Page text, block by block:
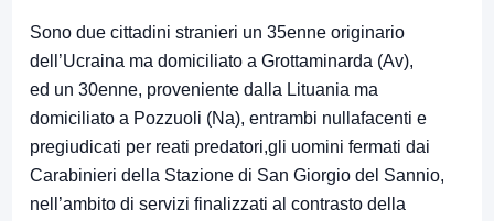
Sono due cittadini stranieri un 35enne originario
dell’Ucraina ma domiciliato a Grottaminarda (Av),
ed un 30enne, proveniente dalla Lituania ma
domiciliato a Pozzuoli (Na), entrambi nullafacenti e
pregiudicati per reati predatori,gli uomini fermati dai
Carabinieri della Stazione di San Giorgio del Sannio,
nell’ambito di servizi finalizzati al contrasto della